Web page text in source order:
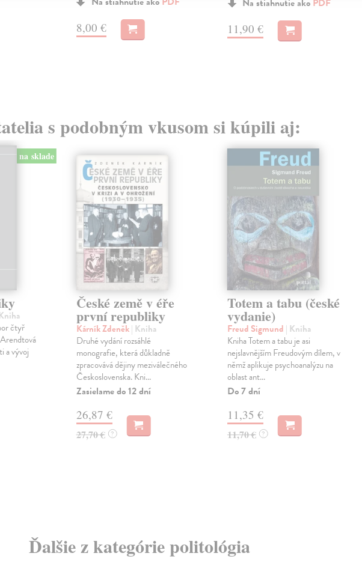
8,00 €
Na stiahnutie ako PDF
11,90 €
s podobným vkusom si kúpili aj:
na sklade
čtyř
a vývoj
České země v éře
první republiky
Kárník Zdeněk| Kniha
Druhé vydání rozsáhlé
monografie, která důkladně
zpracovává dějiny meziválečného
Československa. Kni...
Zasielame do 12 dní
26,87 €
27,70 € ?
Totem a tabu (české
vydanie)
Freud Sigmund | Kniha
Kniha Totem a tabu je asi
nejslavnějším Freudovým dílem, v
němž aplikuje psychoanalýzu na
oblast ant...
Do 7 dní
11,35 €
11,70 € ?
Ďalšie z kategórie politológia